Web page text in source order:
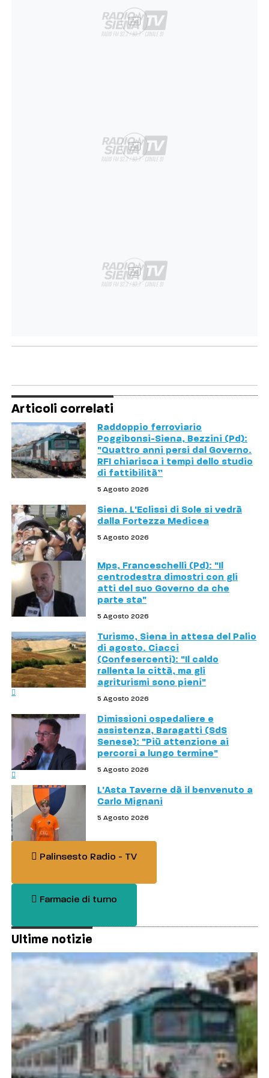
Ad
Ad
Ad
Articoli correlati
Raddoppio ferroviario
Poggibonsi-Siena, Bezzini (Pd):
"Quattro anni persi dal Governo.
RFI chiarisca i tempi dello studio
di fattibilità”
5 Agosto 2026
Siena. L'Eclissi di Sole si vedrà
dalla Fortezza Medicea
5 Agosto 2026
Mps, Franceschelli (Pd): "Il
centrodestra dimostri con gli
atti del suo Governo da che
parte sta"
5 Agosto 2026
Turismo, Siena in attesa del Palio
di agosto. Ciacci
(Confesercenti): "Il caldo
rallenta la città, ma gli
agriturismi sono pieni"
5 Agosto 2026
Dimissioni ospedaliere e
assistenza, Baragatti (SdS
Senese): "Più attenzione ai
percorsi a lungo termine"
5 Agosto 2026
L'Asta Taverne dà il benvenuto a
Carlo Mignani
5 Agosto 2026
Palinsesto Radio - TV
Farmacie di turno
Ultime notizie